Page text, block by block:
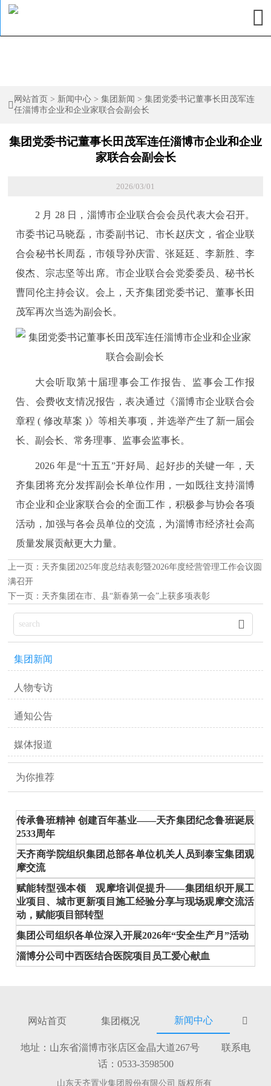


网站首页 > 新闻中心 > 集团新闻 > 集团党委书记董事长田茂军连
任淄博市企业和企业家联合会副会长
集团党委书记董事长田茂军连任淄博市企业和企业
家联合会副会长
2026/03/01
2 月 28 日，淄博市企业联合会会员代表大会召开。
市委书记马晓磊，市委副书记、市长赵庆文，省企业联
合会秘书长周磊，市领导孙庆雷、张延廷、李新胜、李
俊杰、宗志坚等出席。市企业联合会党委委员、秘书长
曹同伦主持会议。会上，天齐集团党委书记、董事长田
茂军再次当选为副会长。
大会听取第十届理事会工作报告、监事会工作报
告、会费收支情况报告，表决通过《淄博市企业联合会
章程 ( 修改草案 )》等相关事项，并选举产生了新一届会
长、副会长、常务理事、监事会监事长。
2026 年是“十五五”开好局、起好步的关键一年，天
齐集团将充分发挥副会长单位作用，一如既往支持淄博
市企业和企业家联合会的全面工作，积极参与协会各项
活动，加强与各会员单位的交流，为淄博市经济社会高
质量发展贡献更大力量。
上一页： 天齐集团2025年度总结表彰暨2026年度经营管理工作会议圆
满召开
下一页： 天齐集团在市、县“新春第一会”上获多项表彰

集团新闻
人物专访
通知公告
媒体报道
为你推荐
传承鲁班精神 创建百年基业——天齐集团纪念鲁班诞辰
2533周年
天齐商学院组织集团总部各单位机关人员到泰宝集团观
摩交流
赋能转型强本领 观摩培训促提升——集团组织开展工
业项目、城市更新项目施工经验分享与现场观摩交流活
动，赋能项目部转型
集团公司组织各单位深入开展2026年“安全生产月”活动
淄博分公司中西医结合医院项目员工爱心献血
网站首页 集团概况 新闻中心 
地址：山东省淄博市张店区金晶大道267号 联系电
话：0533-3598500
山东天齐置业集团股份有限公司 版权所有